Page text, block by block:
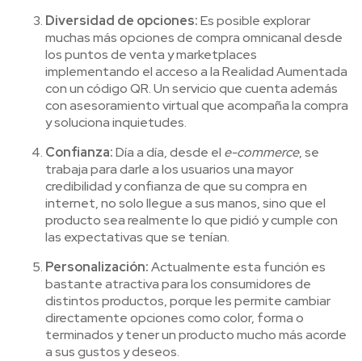
Diversidad de opciones:Es posible explorar
muchas más opciones de compra omnicanal desde
los puntos de venta y marketplaces
implementando el acceso a la Realidad Aumentada
con un código QR. Un servicio que cuenta además
con asesoramiento virtual que acompaña la compra
y soluciona inquietudes.
Confianza:Día a día, desde el e-commerce, se
trabaja para darle a los usuarios una mayor
credibilidad y confianza de que su compra en
internet, no solo llegue a sus manos, sino que el
producto sea realmente lo que pidió y cumple con
las expectativas que se tenían.
Personalización:Actualmente esta función es
bastante atractiva para los consumidores de
distintos productos, porque les permite cambiar
directamente opciones como color, forma o
terminados y tener un producto mucho más acorde
a sus gustos y deseos.